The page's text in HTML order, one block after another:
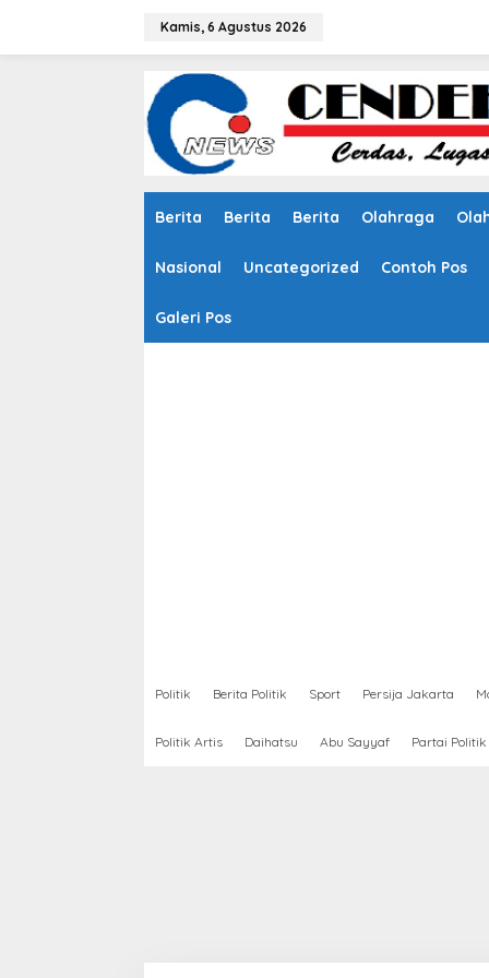
Kamis, 6 Agustus 2026
Berita Berita Berita Olahraga
Nasional Uncategorized Contoh Pos
Galeri Pos
Politik Berita Politik Sport Persija Jakarta
Politik Artis Daihatsu Abu Sayyaf Partai Politik